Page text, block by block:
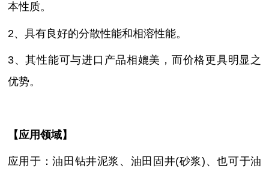
本性质。
2、具有良好的分散性能和相溶性能。
3、其性能可与进口产品相媲美，而价格更具明显之
优势。
【应用领域】
应用于：油田钻井泥浆、油田固井(砂浆)、也可于油